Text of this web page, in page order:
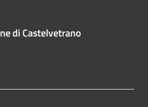
di Castelvetrano